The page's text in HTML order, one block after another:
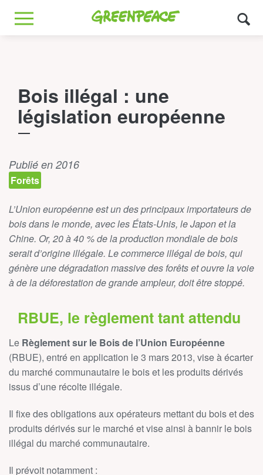
Greenpeace
MENU
Bois illégal : une
législation européenne
Publié en 2016
Forêts
L’Union européenne est un des principaux importateurs de
bois dans le monde, avec les États-Unis, le Japon et la
Chine. Or, 20 à 40 % de la production mondiale de bois
serait d’origine illégale. Le commerce illégal de bois, qui
génère une dégradation massive des forêts et ouvre la voie
à de la déforestation de grande ampleur, doit être stoppé.
RBUE, le règlement tant attendu
Le Règlement sur le Bois de l’Union Européenne
(RBUE), entré en application le 3 mars 2013, vise à écarter
du marché communautaire le bois et les produits dérivés
issus d’une récolte illégale.
Il fixe des obligations aux opérateurs mettant du bois et des
produits dérivés sur le marché et vise ainsi à bannir le bois
illégal du marché communautaire.
Il prévoit notamment :